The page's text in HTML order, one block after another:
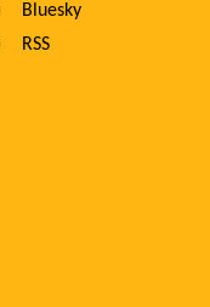
Bluesky
RSS